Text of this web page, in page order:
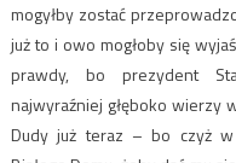
mogyłby zostać
już to i owo mogłoby się
prawdy, bo prezydent
najwyraźniej głęboko wierzy
Dudy już teraz – bo czyż w